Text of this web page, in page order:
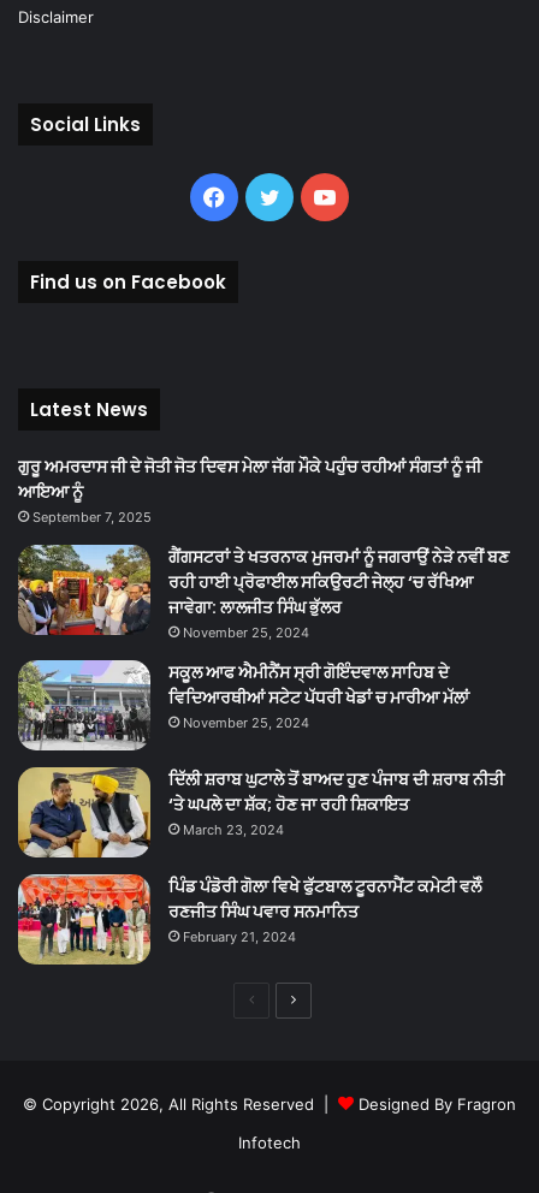
Disclaimer
Social Links
Facebook
TwitterYouTube
Find us on Facebook
Latest News
ਗੁਰੂ ਅਮਰਦਾਸ ਜੀ ਦੇ ਜੋਤੀ ਜੋਤ ਦਿਵਸ ਮੇਲਾ ਜੱਗ ਮੌਕੇ ਪਹੁੰਚ ਰਹੀਆਂ ਸੰਗਤਾਂ ਨੂੰ ਜੀ
ਆਇਆ ਨੂੰ
September 7, 2025
ਗੈਂਗਸਟਰਾਂ ਤੇ ਖਤਰਨਾਕ ਮੁਜਰਮਾਂ ਨੂੰ ਜਗਰਾਉਂ ਨੇੜੇ ਨਵੀਂ ਬਣ
ਰਹੀ ਹਾਈ ਪ੍ਰੋਫਾਈਲ ਸਕਿਉਰਟੀ ਜੇਲ੍ਹ ‘ਚ ਰੱਖਿਆ
ਜਾਵੇਗਾ: ਲਾਲਜੀਤ ਸਿੰਘ ਭੁੱਲਰ
November 25, 2024
ਸਕੂਲ ਆਫ ਐਮੀਨੈਂਸ ਸ੍ਰੀ ਗੋਇੰਦਵਾਲ ਸਾਹਿਬ ਦੇ
ਵਿਦਿਆਰਥੀਆਂ ਸਟੇਟ ਪੱਧਰੀ ਖੇਡਾਂ ਚ ਮਾਰੀਆ ਮੱਲਾਂ
November 25, 2024
ਦਿੱਲੀ ਸ਼ਰਾਬ ਘੁਟਾਲੇ ਤੋਂ ਬਾਅਦ ਹੁਣ ਪੰਜਾਬ ਦੀ ਸ਼ਰਾਬ ਨੀਤੀ
‘ਤੇ ਘਪਲੇ ਦਾ ਸ਼ੱਕ; ਹੋਣ ਜਾ ਰਹੀ ਸ਼ਿਕਾਇਤ
March 23, 2024
ਪਿੰਡ ਪੰਡੋਰੀ ਗੋਲਾ ਵਿਖੇ ਫੁੱਟਬਾਲ ਟੂਰਨਾਮੈਂਟ ਕਮੇਟੀ ਵਲੋੰ
ਰਣਜੀਤ ਸਿੰਘ ਪਵਾਰ ਸਨਮਾਨਿਤ
February 21, 2024
PreviousNext
© Copyright 2026, All Rights Reserved |
Designed By Fragron
Infotech